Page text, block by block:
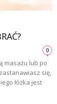
0
masażu lub po
się,
łóżka jest